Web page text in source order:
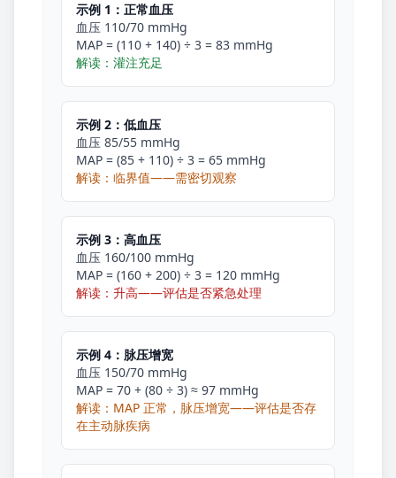
示例 1：正常血压
血压 110/70 mmHg
MAP = (110 + 140) ÷ 3 = 83 mmHg
解读：灌注充足
示例 2：低血压
血压 85/55 mmHg
MAP = (85 + 110) ÷ 3 = 65 mmHg
解读：临界值——需密切观察
示例 3：高血压
血压 160/100 mmHg
MAP = (160 + 200) ÷ 3 = 120 mmHg
解读：升高——评估是否紧急处理
示例 4：脉压增宽
血压 150/70 mmHg
MAP = 70 + (80 ÷ 3) ≈ 97 mmHg
解读：MAP 正常，脉压增宽——评估是否存
在主动脉疾病